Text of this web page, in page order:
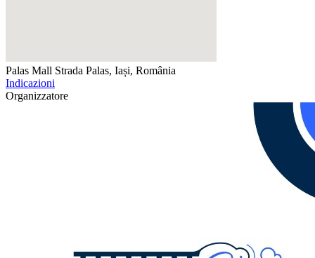
Palas Mall Strada Palas, Iași, România
Indicazioni
Organizzatore